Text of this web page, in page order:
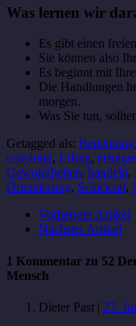
Was lernen wir
Es gibt einen
Sie können also
Es beginnt mit
Die Handlungen
morgen.
Was Sie tun,
Getagged als: Bedeutung,
coaching, Erfolg,
Gewohnheiten, handeln,
Orientierung, Schicksal,
Vorheriger Artikel
Nächster Artikel
1 Kommentar zu 52
Mensch
Dieter Past | 27.